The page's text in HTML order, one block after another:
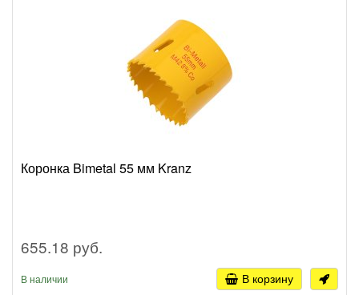
Коронка Bimetal 55 мм Kranz
655.18 руб.
В наличии В корзину